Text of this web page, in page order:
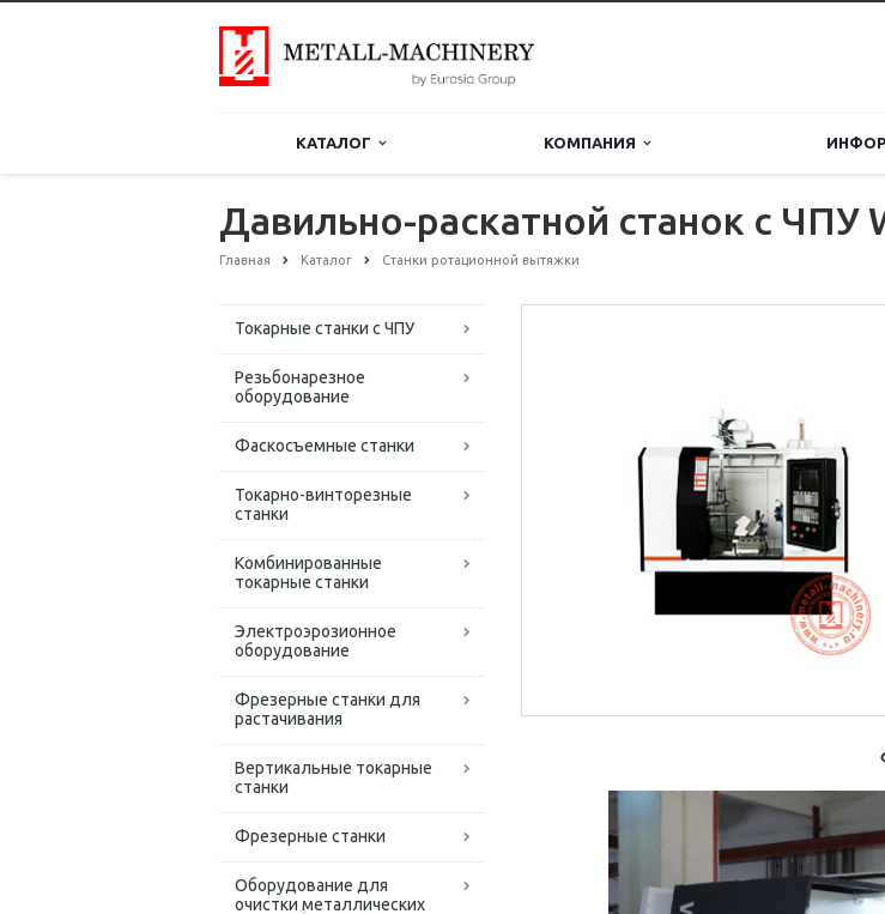
КАТАЛОГ КОМПАНИЯ
Давильно-раскатной станок с ЧПУ
Главная Каталог Станки ротационной вытяжки
Токарные станки с ЧПУ
Резьбонарезное
оборудование
Фаскосъемные станки
Токарно-винторезные
станки
Комбинированные
токарные станки
Электроэрозионное
оборудование
Фрезерные станки для
растачивания
Вертикальные токарные
станки
Фрезерные станки
Оборудование для
очистки металлических